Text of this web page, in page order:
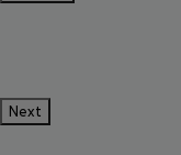
Next